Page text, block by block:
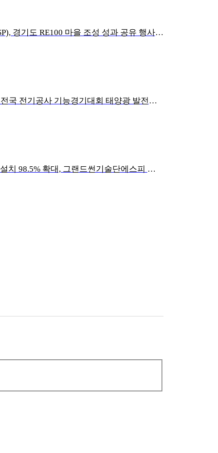
그랜드썬기술단에스피(SP), 경기도 RE100 마을 조성 성과 공유 행사 참여
그랜드썬기술단, 제33회 전국 전기공사 기능경기대회 태양광 발전설비 분야 준우승 영예
경기도 산업단지 태양광 설치 98.5% 확대, 그랜드썬기술단에스피 시공사례